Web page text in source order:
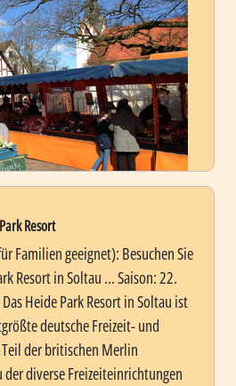
Resort
Familien geeignet): Besuchen Sie
Resort in Soltau ... Saison: 22.
Heide Park Resort in Soltau ist
deutsche Freizeit- und
der britischen Merlin
diverse Freizeiteinrichtungen